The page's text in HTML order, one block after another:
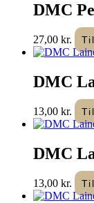
DMC
27,00 kr.
DMC
13,00 kr.
DMC
13,00 kr.